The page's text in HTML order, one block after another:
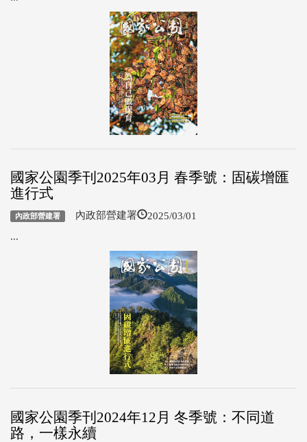
國家公園季刊2025年03月 春季號：固碳增匯
進行式
內政部營建署 內政部營建署 2025/03/01
...
國家公園季刊2024年12月 冬季號：不同道
路，一樣永續